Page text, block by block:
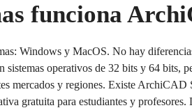
funciona
Windows y MacOS. No hay
operativos de 32 bits y 64 bits,
mercados y regiones. Existe
gratuita para estudiantes y